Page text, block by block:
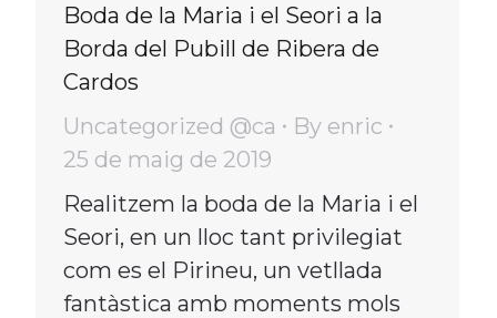
Boda de la Maria i el Seori a la
Borda del Pubill de Ribera de
Cardos
Uncategorized @ca
By enric
25 de maig de 2019
Realitzem la boda de la Maria i el
Seori, en un lloc tant privilegiat
com es el Pirineu, un vetllada
fantàstica amb moments mols